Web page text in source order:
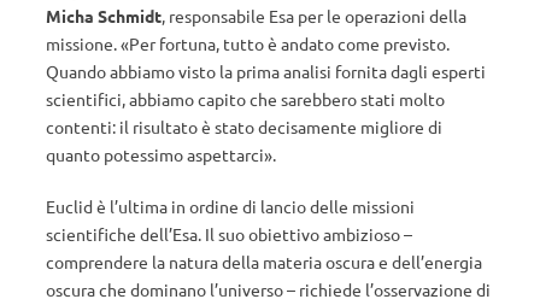
Micha Schmidt, responsabile Esa per le operazioni della
missione. «Per fortuna, tutto è andato come previsto.
Quando abbiamo visto la prima analisi fornita dagli esperti
scientifici, abbiamo capito che sarebbero stati molto
contenti: il risultato è stato decisamente migliore di
quanto potessimo aspettarci».
Euclid è l’ultima in ordine di lancio delle missioni
scientifiche dell’Esa. Il suo obiettivo ambizioso –
comprendere la natura della materia oscura e dell’energia
oscura che dominano l’universo – richiede l’osservazione di